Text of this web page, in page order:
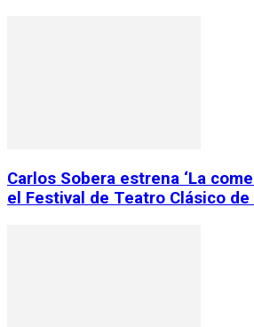
Carlos Sobera estrena ‘La
el Festival de Teatro Clásico